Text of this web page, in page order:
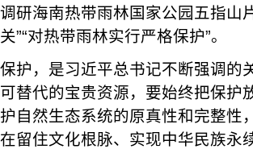
调研海南热带雨林国家公园五指山
关”“对热带雨林实行严格保护”。
保护，是习近平总书记不断强调的
可替代的宝贵资源，要始终把保护
护自然生态系统的原真性和完整
在留住文化根脉、实现中华民族永